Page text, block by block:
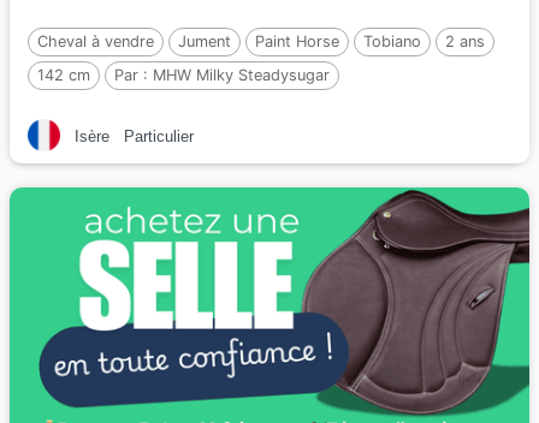
Cheval à vendre Jument Paint Horse Tobiano
2 ans
142 cm
Par : MHW Milky Steadysugar
Isère Particulier